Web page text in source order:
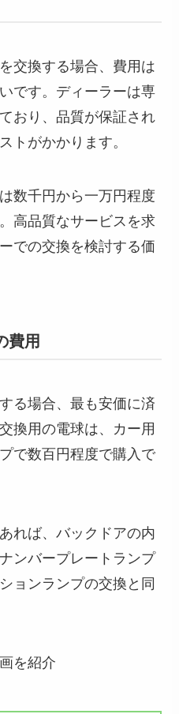
交換する場合、費用は
です。ディーラーは専
おり、品質が保証され
トがかかります。
数千円から一万円程度
高品質なサービスを求
での交換を検討する価
費用
る場合、最も安価に済
換用の電球は、カー用
で数百円程度で購入で
れば、バックドアの内
ンバープレートランプ
ョンランプの交換と同
を紹介